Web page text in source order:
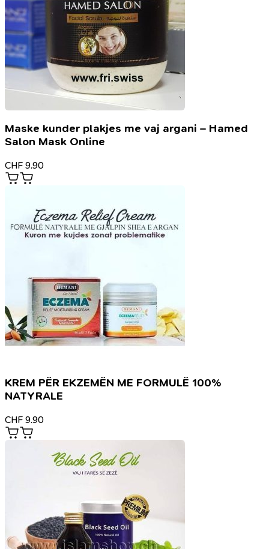
Maske kunder plakjes me vaj argani – Hamed
Salon Mask Online
CHF 9.90
KREM PËR EKZEMËN ME FORMULË 100%
NATYRALE
CHF 9.90